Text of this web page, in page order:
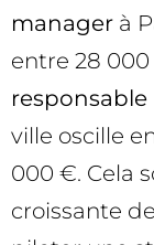
manager à
entre 28
ville oscille
000 €. Cela
croissante